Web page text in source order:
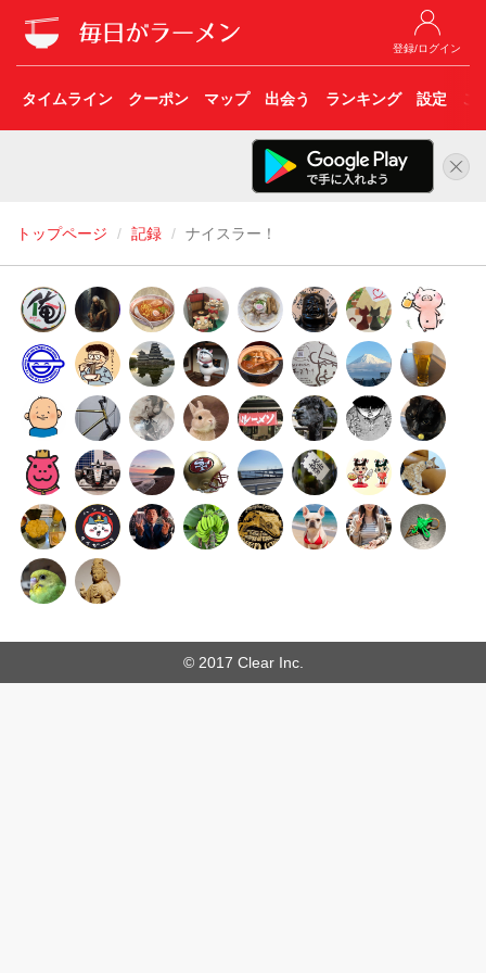
登録/ログイン
タイムライン クーポン マップ 出会う ランキング 設定 こ
トップページ 記録 ナイスラー！
© 2017 Clear Inc.